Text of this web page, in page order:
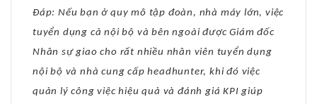
Đáp: Nếu bạn ở quy mô tập đoàn, nhà máy lớn, việc
tuyển dụng cả nội bộ và bên ngoài được Giám đốc
Nhân sự giao cho rất nhiều nhân viên tuyển dụng
nội bộ và nhà cung cấp headhunter, khi đó việc
quản lý công việc hiệu quả và đánh giá KPI giúp